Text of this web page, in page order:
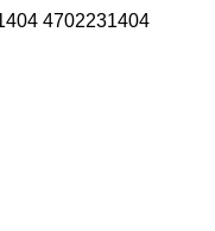
4702231404